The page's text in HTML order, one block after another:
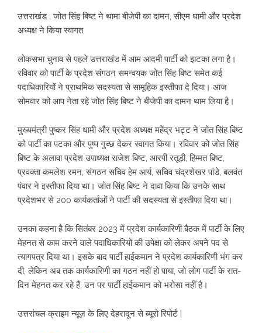
उत्तराखंड : जोत सिंह बिष्ट ने थामा बीजेपी का दामन, सीएम धामी और प्रदेश
अध्यक्ष ने किया स्वागत
लोकसभा चुनाव से पहले उत्तराखंड में आम आदमी पार्टी को झटका लगा है।
रविवार को पार्टी के प्रदेश संगठन समन्वयक जोत सिंह बिष्ट समेत कई
पदाधिकारियों ने प्राथमिक सदस्यता से सामूहिक इस्तीफा दे दिया। आज
सोमवार को आप नेता रहे जोत सिंह बिष्ट ने बीजेपी का दामन थाम लिया है।
मुख्यमंत्री पुष्कर सिंह धामी और प्रदेश अध्यक्ष महेंद्र भट्ट ने जोत सिंह बिष्ट
को पार्टी का पटका और पुष्प गुच्छ देकर स्वागत किया। रविवार को जोत सिंह
बिष्ट के अलावा प्रदेश उपाध्यक्ष राजेश बिष्ट, आरपी रतूड़ी, हिम्मत बिष्ट,
प्रवक्ता कमलेश रमन, संगठन सचिव हेम आर्य, सचिव चंद्रशेखर पांडे, बलवंत
पंवार ने इस्तीफा दिया था। जोत सिंह बिष्ट ने दावा किया कि उनके साथ
प्रदेशभर से 200 कार्यकर्ताओं ने पार्टी की सदस्यता से इस्तीफा दिया था।
उनका कहना है कि सितंबर 2023 में प्रदेश कार्यकारिणी बैठक में पार्टी के लिए
मेहनत से काम करने वाले पदाधिकारियों की उपेक्षा को लेकर अपने पद से
त्यागपत्र दिया था। इसके बाद पार्टी हाईकमान ने प्रदेश कार्यकारिणी भंग कर
दी, लेकिन अब तक कार्यकारिणी का गठन नहीं हो पाया, जो लोग पार्टी के रात-
दिन मेहनत कर रहे हैं, उन पर पार्टी हाईकमान को भरोसा नहीं है।
उत्तरांचल क्राइम न्यूज़ के लिए देहरादून से ब्यूरो रिपोर्ट |